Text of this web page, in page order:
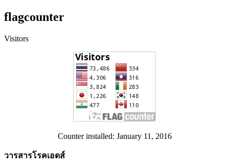
flagcounter
Visitors
Counter installed: January 11, 2016
วารสารโรคเอดส์